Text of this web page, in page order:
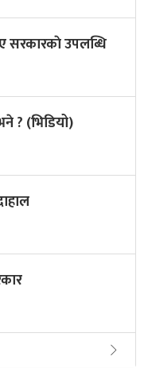
सरकारकाे उपलब्धि
? (भिडियो)